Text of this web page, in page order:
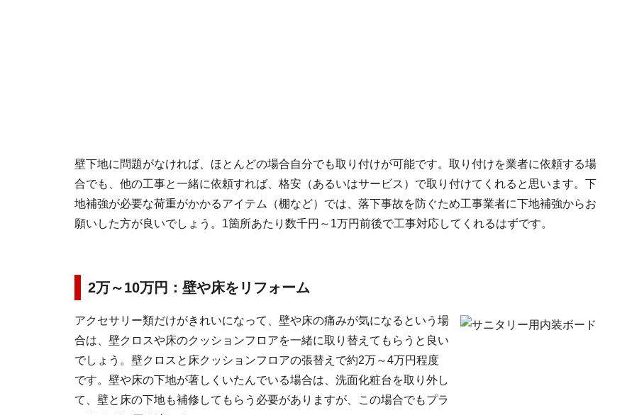
壁下地に問題がなければ、ほとんどの場合自分でも取り付けが可能です。取り付けを業者に依頼する場
合でも、他の工事と一緒に依頼すれば、格安（あるいはサービス）で取り付けてくれると思います。下
地補強が必要な荷重がかかるアイテム（棚など）では、落下事故を防ぐため工事業者に下地補強からお
願いした方が良いでしょう。1箇所あたり数千円～1万円前後で工事対応してくれるはずです。
2万～10万円：壁や床をリフォーム
アクセサリー類だけがきれいになって、壁や床の痛みが気になるという場
合は、壁クロスや床のクッションフロアを一緒に取り替えてもらうと良い
でしょう。壁クロスと床クッションフロアの張替えで約2万～4万円程度
です。壁や床の下地が著しくいたんでいる場合は、洗面化粧台を取り外し
て、壁と床の下地も補修してもらう必要がありますが、この場合でもプラ